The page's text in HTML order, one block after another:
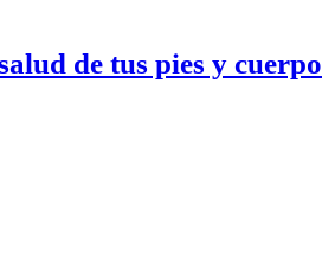
de tus pies y cuerpo